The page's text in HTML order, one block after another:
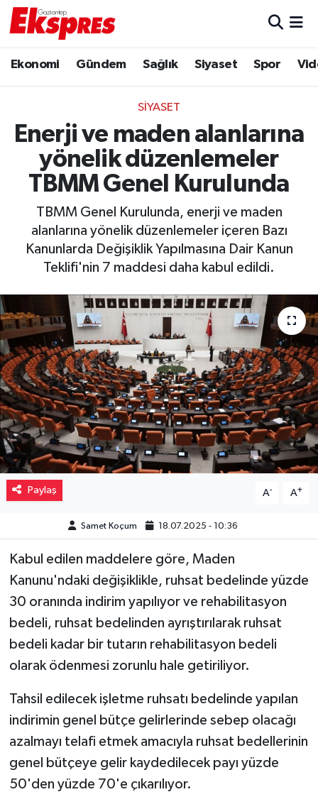
Ekonomi Gündem Sağlık Siyaset Spor
SIYASET
Enerji ve maden alanlarına
yönelik düzenlemeler
TBMM Genel Kurulunda
TBMM Genel Kurulunda, enerji ve maden
alanlarına yönelik düzenlemeler içeren Bazı
Kanunlarda Değişiklik Yapılmasına Dair Kanun
Teklifi'nin 7 maddesi daha kabul edildi.
Paylaş A- A+
Samet Koçum 18.07.2025 - 10:36
Kabul edilen maddelere göre, Maden
Kanunu'ndaki değişiklikle, ruhsat bedelinde yüzde
30 oranında indirim yapılıyor ve rehabilitasyon
bedeli, ruhsat bedelinden ayrıştırılarak ruhsat
bedeli kadar bir tutarın rehabilitasyon bedeli
olarak ödenmesi zorunlu hale getiriliyor.
Tahsil edilecek işletme ruhsatı bedelinde yapılan
indirimin genel bütçe gelirlerinde sebep olacağı
azalmayı telafi etmek amacıyla ruhsat bedellerinin
genel bütçeye gelir kaydedilecek payı yüzde
50'den yüzde 70'e çıkarılıyor.
Ekonomi
Gaziantep son dakika
Genel
Haberler
Kültür Sanat
Magazin
Müzik
Piyasa
Resmi İlanlar
Sağlık
Sinemalar
Siyaset
Spor
Teknoloji
Türkiye
Video Haber
Yaşam
Yeme-İçme
Yemek
Trafik Durumu
Puan Durumu ve Fikstür
Tüm Manşetler
Haber Arşivi